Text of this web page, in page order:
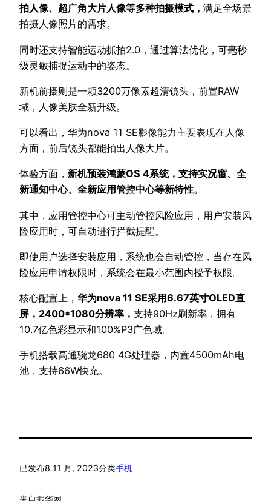
拍人像、超广角大片人像等多种拍摄模式， 满足全场景
拍摄人像照片的需求。
同时还支持智能运动抓拍2.0，通过算法优化，可毫秒
级灵敏捕捉运动中的姿态。
新机前摄则是一颗3200万像素超清镜头，前置RAW
域，人像美肤全新升级。
可以看出，华为nova 11 SE影像能力主要表现在人像
方面，前后镜头都能拍出人像大片。
体验方面， 新机预装鸿蒙OS 4系统，支持实况窗、全
新通知中心、全新应用管控中心等新特性。
其中，应用管控中心可主动管控风险应用，用户安装风
险应用时，可自动进行拦截提醒。
即使用户选择安装应用，系统也会自动管控，当存在风
险应用申请权限时，系统会在最小范围内授予权限。
核心配置上， 华为nova 11 SE采用6.67英寸OLED直
屏，2400*1080分辨率， 支持90Hz刷新率，拥有
10.7亿色彩显示和100%P3广色域。
手机搭载高通骁龙680 4G处理器，内置4500mAh电
池，支持66W快充。
已发布8 11 月, 2023分类手机
来自振华网